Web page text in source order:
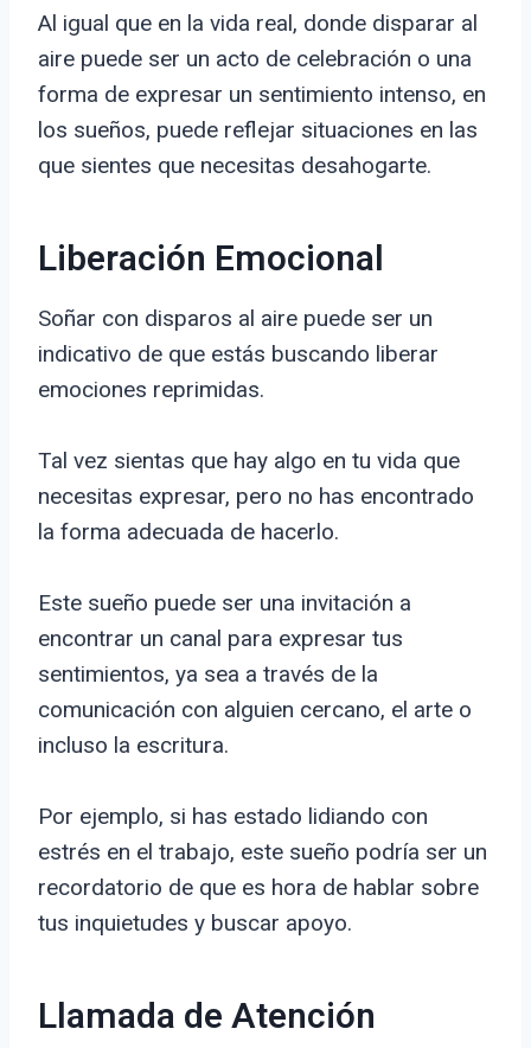
Al igual que en la vida real, donde disparar al
aire puede ser un acto de celebración o una
forma de expresar un sentimiento intenso, en
los sueños, puede reflejar situaciones en las
que sientes que necesitas desahogarte.
Liberación Emocional
Soñar con disparos al aire puede ser un
indicativo de que estás buscando liberar
emociones reprimidas.
Tal vez sientas que hay algo en tu vida que
necesitas expresar, pero no has encontrado
la forma adecuada de hacerlo.
Este sueño puede ser una invitación a
encontrar un canal para expresar tus
sentimientos, ya sea a través de la
comunicación con alguien cercano, el arte o
incluso la escritura.
Por ejemplo, si has estado lidiando con
estrés en el trabajo, este sueño podría ser un
recordatorio de que es hora de hablar sobre
tus inquietudes y buscar apoyo.
Llamada de Atención